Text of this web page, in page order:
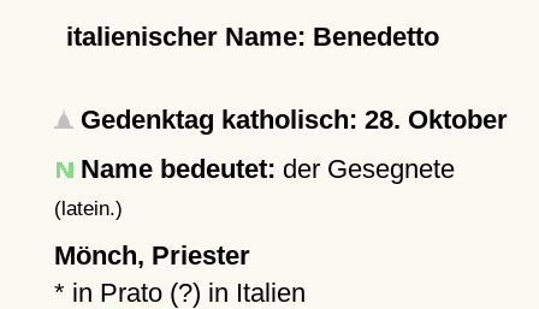
italienischer Name: Benedetto
Gedenktag katholisch: 28. Oktober
Name bedeutet: der Gesegnete
(latein.)
Mönch, Priester
* in Prato(?) in Italien